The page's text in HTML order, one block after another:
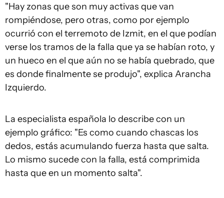
"Hay zonas que son muy activas que van
rompiéndose, pero otras, como por ejemplo
ocurrió con el terremoto de Izmit, en el que podían
verse los tramos de la falla que ya se habían roto, y
un hueco en el que aún no se había quebrado, que
es donde finalmente se produjo", explica Arancha
Izquierdo.
La especialista española lo describe con un
ejemplo gráfico: "Es como cuando chascas los
dedos, estás acumulando fuerza hasta que salta.
Lo mismo sucede con la falla, está comprimida
hasta que en un momento salta".